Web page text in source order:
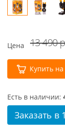
Цена 13 490
Купить
Есть в наличии:
Заказать в